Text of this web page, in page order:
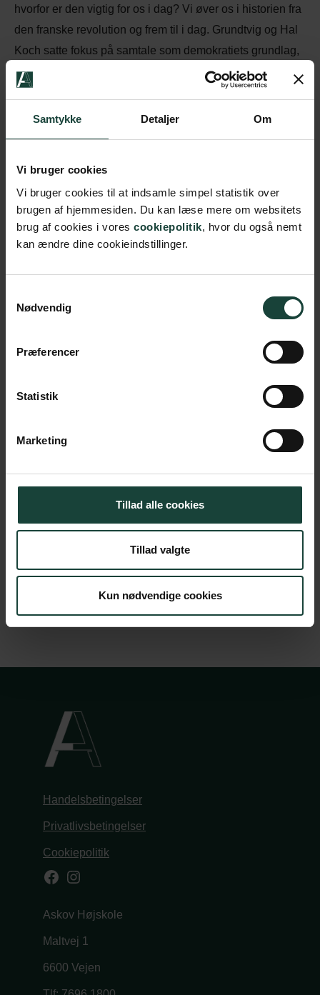
Samtykke Detaljer Om
Vi bruger cookies
Vi bruger cookies til at indsamle simpel statistik over
brugen af hjemmesiden. Du kan læse mere om websitets
brug af cookies i vores cookiepolitik, hvor du også nemt
kan ændre dine cookieindstillinger.
Nødvendig
Præferencer
Statistik
Marketing
Tillad alle cookies
Tillad valgte
Kun nødvendige cookies
hvorfor er den vigtig for os i dag? Vi øver os i historien fra
den franske revolution og frem til i dag. Grundtvig og Hal
Koch satte fokus på samtale som demokratiets grundlag,
og derfor vil vi undersøge grundlovens nøgleord som
frihed, pligt, ret og magt. Kresten Thue Andersen fra
Dansk Selskab for Filosofisk Praksis er manden, der
Arrangementet er støttet af Dansk Folkeoplysning
Samråd og er en del af en række på 12 folkeoplysende
arrangementer med højskoleelever i løbet af 2024-2025 –
året for grundlovens 175-års jubilæum.
Køb billet
Tid
Handelsbetingelser
Privatlivsbetingelser
Cookiepolitik
Facebook
Instagram
Askov Højskole
Maltvej 1
6600 Vejen